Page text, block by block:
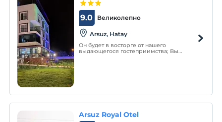
Великолепно
9.0
Arsuz, Hatay
Он будет в восторге от нашего
выдающегося гостеприимства; Вы
Arsuz Royal Otel